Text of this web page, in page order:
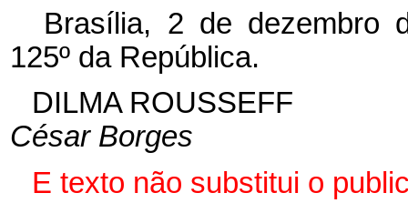
Brasília, 2 de dezembro
125º da República.
DILMA ROUSSEFF
César Borges
E texto não substitui o